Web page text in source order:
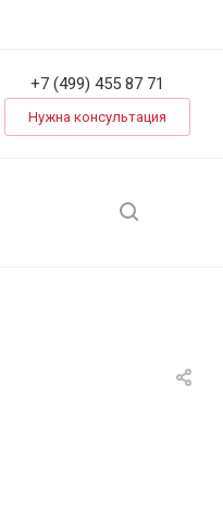
+7 (499) 455 87 71
Нужна консультация